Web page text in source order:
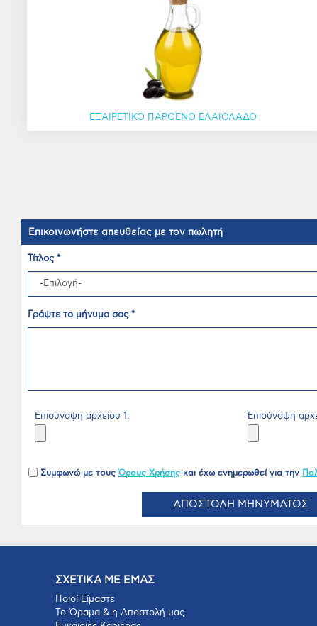
ΕΞΑΙΡΕΤΙΚΟ ΠΑΡΘΕΝΟ ΕΛΑΙΟΛΑΔΟ
Επικοινωνήστε απευθείας με τον πωλητή
Τίτλος *
Γράψτε το μήνυμα σας *
Επισύναψη αρχείου 1: Επισύναψη
Συμφωνώ με τουςΌρους Χρήσης και έχω ενημερωθεί για την
ΑΠΟΣΤΟΛΗ ΜΗΝΥΜΑΤΟΣ
ΣΧΕΤΙΚΑ ΜΕ ΕΜΑΣ
Ποιοί Είμαστε
Το Όραμα & η Αποστολή μας